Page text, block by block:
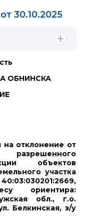
30.10.2025
ОБНИНСКА
отклонение от
объектов
участка
ориентира:
обл., г.о.
Белкинская, з/у